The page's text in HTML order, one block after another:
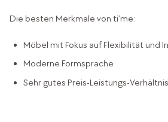
Die besten Merkmale von ti’me:
Möbel mit Fokus auf Flexibilität und
Moderne Formsprache
Sehr gutes Preis-Leistungs-Verhältnis